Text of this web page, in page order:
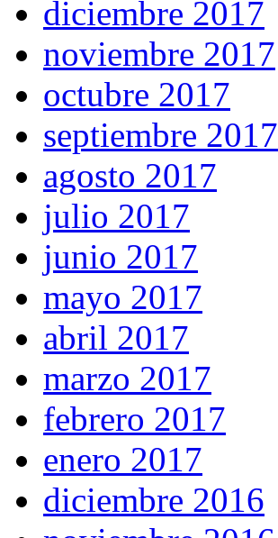
diciembre 2017
noviembre 2017
octubre 2017
septiembre 2017
agosto 2017
julio 2017
junio 2017
mayo 2017
abril 2017
marzo 2017
febrero 2017
enero 2017
diciembre 2016